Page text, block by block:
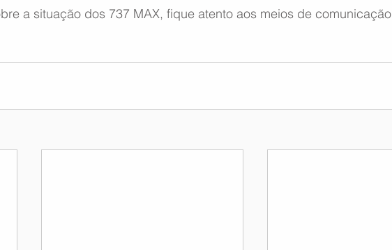
a situação dos 737 MAX, fique atento aos meios de comunicação